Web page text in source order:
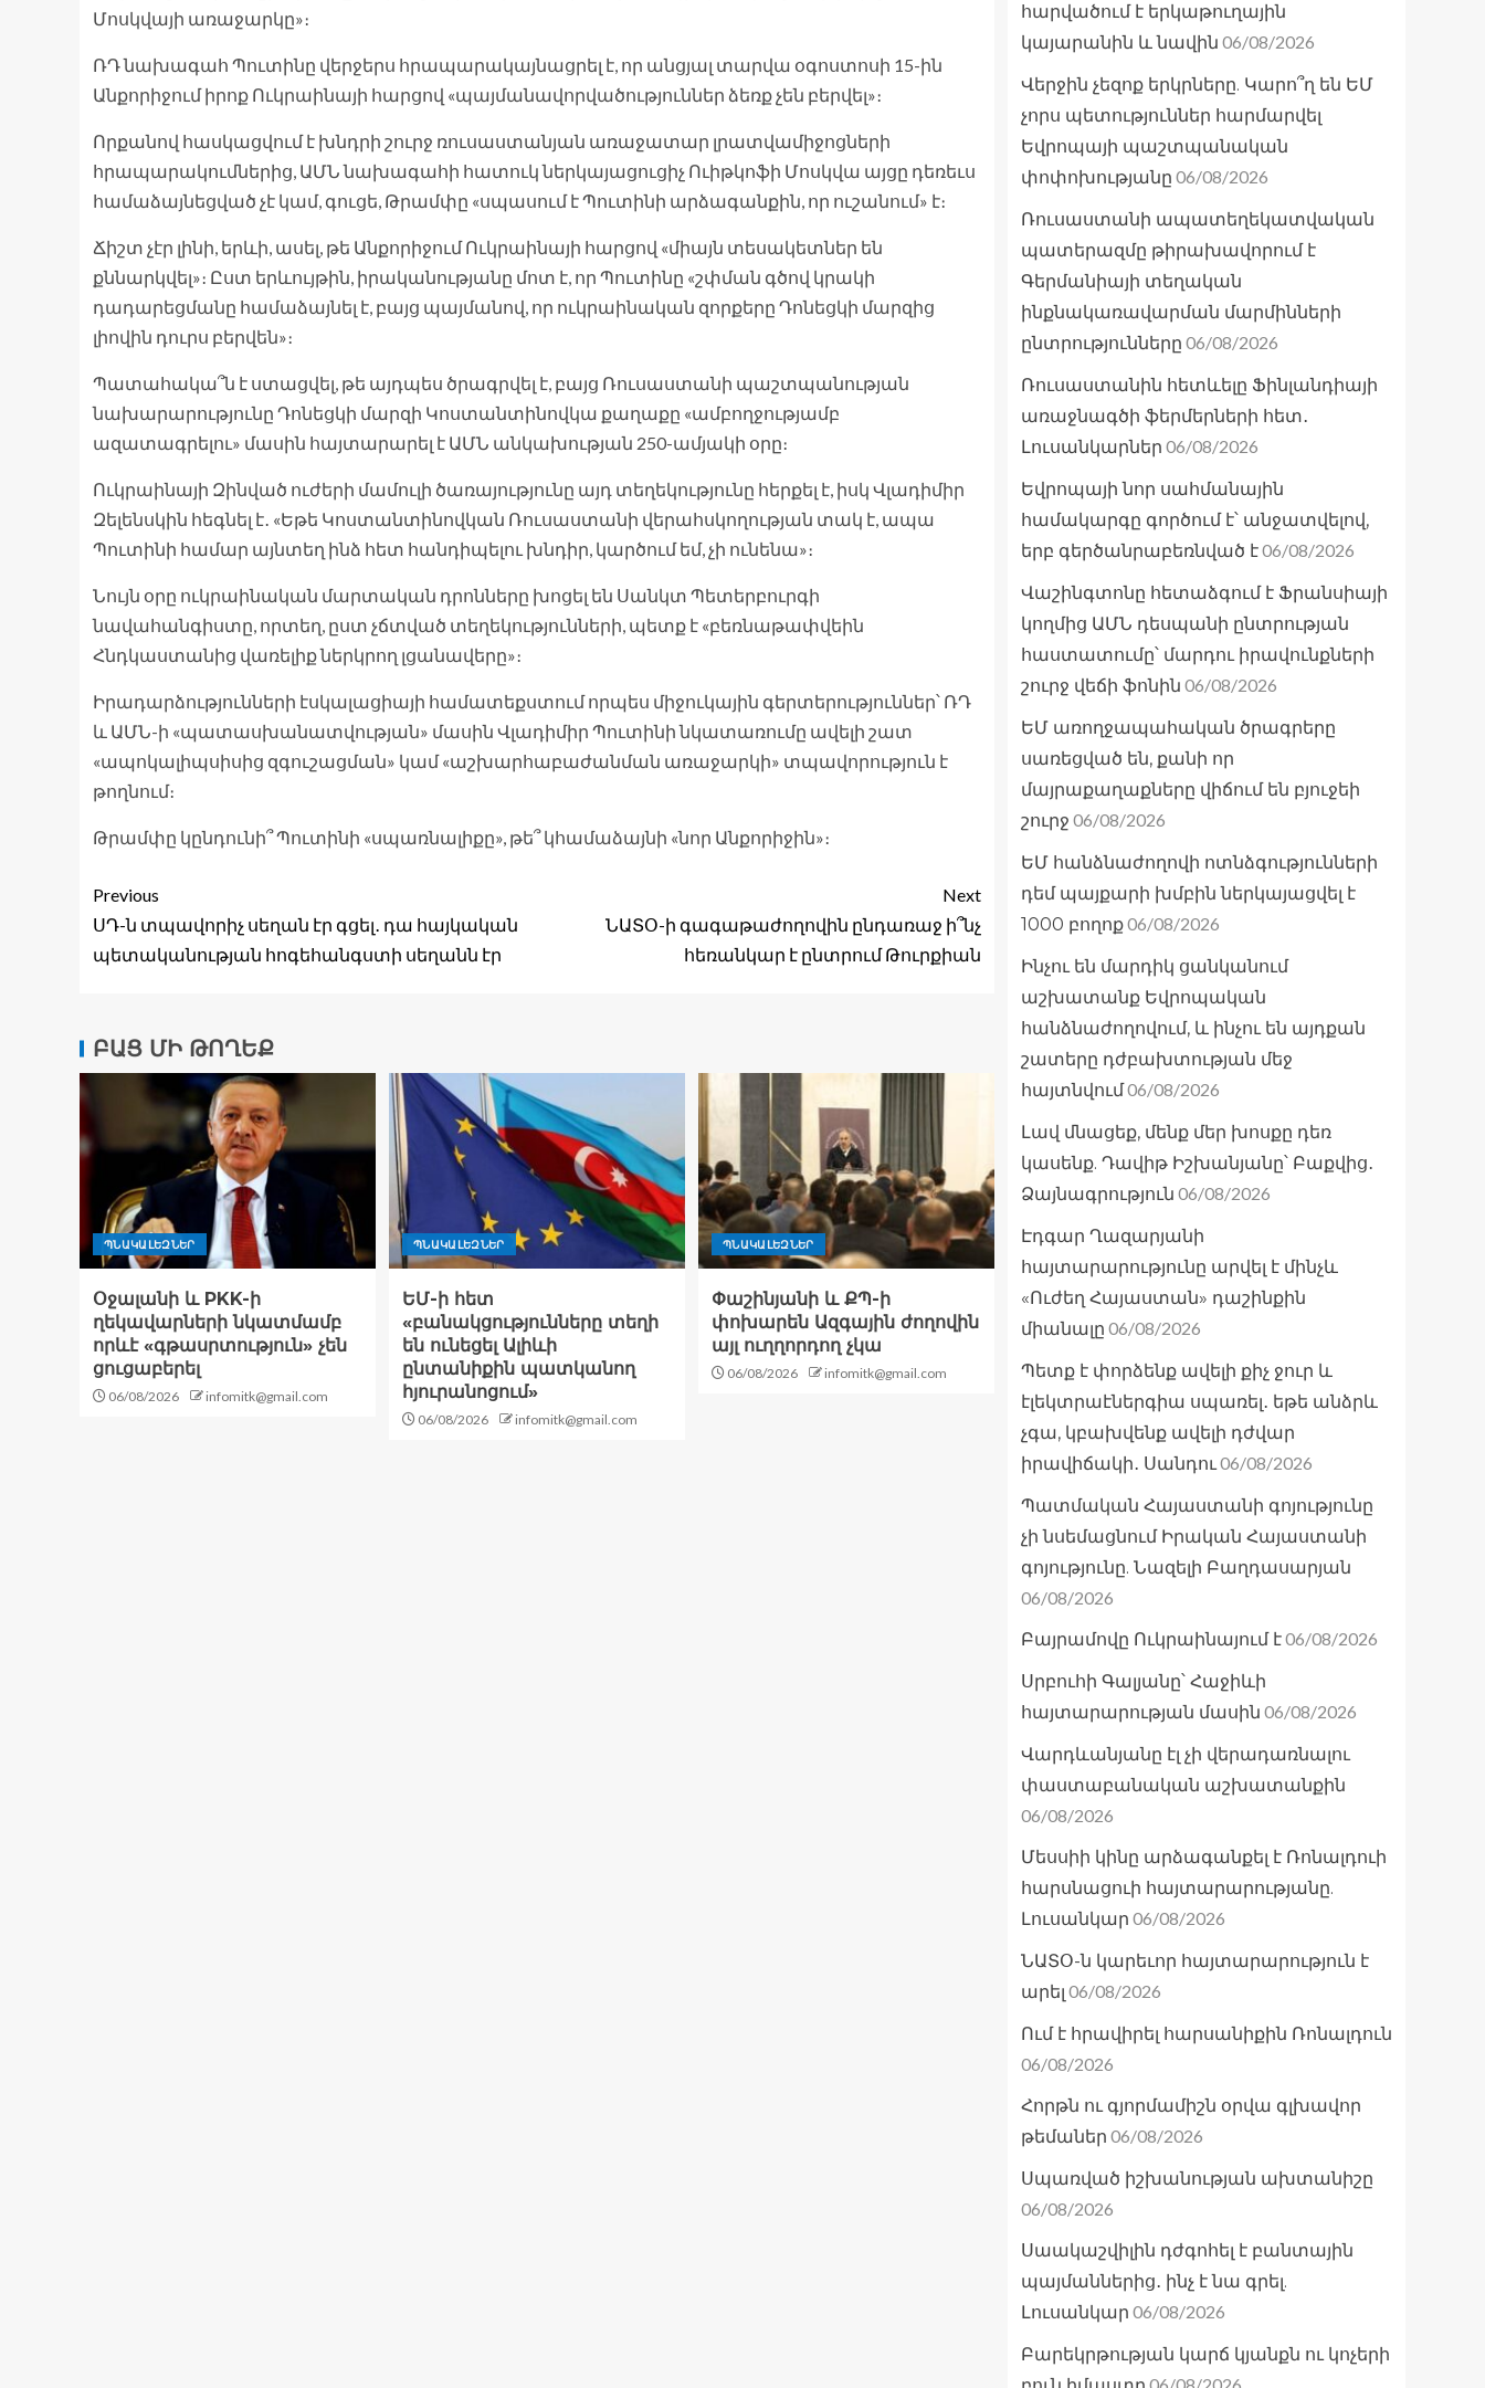
Մոսկվայի առաջարկը»։
ՌԴ նախագահ Պուտինը վերջերս հրապարակայնացրել է, որ անցյալ տարվա օգոստոսի 15-ին
Անքորիջում իրոք Ուկրաինայի հարցով «պայմանավորվածություններ ձեռք չեն բերվել»։
Որքանով հասկացվում է խնդրի շուրջ ռուսաստանյան առաջատար լրատվամիջոցների
հրապարակումներից, ԱՄՆ նախագահի հատուկ ներկայացուցիչ Ուիթկոֆի Մոսկվա այցը դեռեւս
համաձայնեցված չէ կամ, գուցե, Թրամփը «սպասում է Պուտինի արձագանքին, որ ուշանում» է։
Ճիշտ չէր լինի, երևի, ասել, թե Անքորիջում Ուկրաինայի հարցով «միայն տեսակետներ են
քննարկվել»։ Ըստ երևույթին, իրականությանը մոտ է, որ Պուտինը «շփման գծով կրակի
դադարեցմանը համաձայնել է, բայց պայմանով, որ ուկրաինական զորքերը Դոնեցկի մարզից
լիովին դուրս բերվեն»։
Պատահակա՞ն է ստացվել, թե այդպես ծրագրվել է, բայց Ռուսաստանի պաշտպանության
նախարարությունը Դոնեցկի մարզի Կոստանտինովկա քաղաքը «ամբողջությամբ
ազատագրելու» մասին հայտարարել է ԱՄՆ անկախության 250-ամյակի օրը։
Ուկրաինայի Զինված ուժերի մամուլի ծառայությունը այդ տեղեկությունը հերքել է, իսկ Վլադիմիր
Զելենսկին հեգնել է․ «Եթե Կոստանտինովկան Ռուսաստանի վերահսկողության տակ է, ապա
Պուտինի համար այնտեղ ինձ հետ հանդիպելու խնդիր, կարծում եմ, չի ունենա»։
Նույն օրը ուկրաինական մարտական դրոնները խոցել են Սանկտ Պետերբուրգի
նավահանգիստը, որտեղ, ըստ չճտված տեղեկությունների, պետք է «բեռնաթափվեին
Հնդկաստանից վառելիք ներկրող լցանավերը»։
Իրադարձությունների էսկալացիայի համատեքստում որպես միջուկային գերտերություններ՝ ՌԴ
և ԱՄՆ-ի «պատասխանատվության» մասին Վլադիմիր Պուտինի նկատառումը ավելի շատ
«ապոկալիպսիսից զգուշացման» կամ «աշխարհաբաժանման առաջարկի» տպավորություն է
թողնում։
Թրամփը կընդունի՞ Պուտինի «սպառնալիքը», թե՞ կհամաձայնի «նոր Անքորիջին»։
Previous
ՍԴ-ն տպավորիչ սեղան էր գցել․ դա հայկական
պետականության հոգեհանգստի սեղանն էր
Next
ՆԱՏՕ-ի գագաթաժողովին ընդառաջ ի՞նչ
հեռանկար է ընտրում Թուրքիան
ԲԱՑ ՄԻ ԹՈՂԵՔ
ՊՆԱԿԱԼԵԶՆԵՐ
Օջալանի և PKK-ի
ղեկավարների նկատմամբ
որևէ «գթասրտություն» չեն
ցուցաբերել
06/08/2026 infomitk@gmail.com
ՊՆԱԿԱԼԵԶՆԵՐ
ԵՄ-ի հետ
«բանակցությունները տեղի
են ունեցել Ալիևի
ընտանիքին պատկանող
հյուրանոցում»
06/08/2026 infomitk@gmail.com
ՊՆԱԿԱԼԵԶՆԵՐ
Փաշինյանի և ՔՊ-ի
փոխարեն Ազգային ժողովին
այլ ուղղորդող չկա
06/08/2026 infomitk@gmail.com
հարվածում է երկաթուղային
կայարանին և նավին 06/08/2026
Վերջին չեզոք երկրները. Կարո՞ղ են ԵՄ
չորս պետություններ հարմարվել
Եվրոպայի պաշտպանական
փոփոխությանը 06/08/2026
Ռուսաստանի ապատեղեկատվական
պատերազմը թիրախավորում է
Գերմանիայի տեղական
ինքնակառավարման մարմինների
ընտրությունները 06/08/2026
Ռուսաստանին հետևելը Ֆինլանդիայի
առաջնագծի ֆերմերների հետ․
Լուսանկարներ 06/08/2026
Եվրոպայի նոր սահմանային
համակարգը գործում է՝ անջատվելով,
երբ գերծանրաբեռնված է06/08/2026
Վաշինգտոնը հետաձգում է Ֆրանսիայի
կողմից ԱՄՆ դեսպանի ընտրության
հաստատումը՝ մարդու իրավունքների
շուրջ վեճի ֆոնին 06/08/2026
ԵՄ առողջապահական ծրագրերը
սառեցված են, քանի որ
մայրաքաղաքները վիճում են բյուջեի
շուրջ 06/08/2026
ԵՄ հանձնաժողովի ոտնձգությունների
դեմ պայքարի խմբին ներկայացվել է
1000 բողոք06/08/2026
Ինչու են մարդիկ ցանկանում
աշխատանք Եվրոպական
հանձնաժողովում, և ինչու են այդքան
շատերը դժբախտության մեջ
հայտնվում06/08/2026
Լավ մնացեք, մենք մեր խոսքը դեռ
կասենք. Դավիթ Իշխանյանը՝ Բաքվից․
Ձայնագրություն 06/08/2026
Էդգար Ղազարյանի
հայտարարությունը արվել է մինչև
«Ուժեղ Հայաստան» դաշինքին
միանալը 06/08/2026
Պետք է փորձենք ավելի քիչ ջուր և
էլեկտրաէներգիա սպառել․ եթե անձրև
չգա, կբախվենք ավելի դժվար
իրավիճակի․ Սանդու06/08/2026
Պատմական Հայաստանի գոյությունը
չի նսեմացնում Իրական Հայաստանի
գոյությունը. Նազելի Բաղդասարյան
06/08/2026
Բայրամովը Ուկրաինայում է06/08/2026
Սրբուհի Գալյանը՝ Հաջիևի
հայտարարության մասին 06/08/2026
Վարդևանյանը էլ չի վերադառնալու
փաստաբանական աշխատանքին
06/08/2026
Մեսսիի կինը արձագանքել է Ռոնալդուի
հարսնացուի հայտարարությանը.
Լուսանկար 06/08/2026
ՆԱՏՕ-ն կարեւոր հայտարարություն է
արել 06/08/2026
Ում է հրավիրել հարսանիքին Ռոնալդուն
06/08/2026
Հորթն ու գյորմամիշն օրվա գլխավոր
թեմաներ 06/08/2026
Սպառված իշխանության ախտանիշը
06/08/2026
Սաակաշվիլին դժգոհել է բանտային
պայմաններից․ ինչ է նա գրել.
Լուսանկար 06/08/2026
Բարեկրթության կարճ կյանքն ու կոչերի